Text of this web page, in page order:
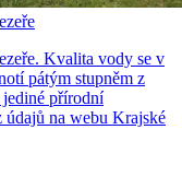
Kvalita vody se v
pátým stupněm z
přírodní
údajů na webu Krajské